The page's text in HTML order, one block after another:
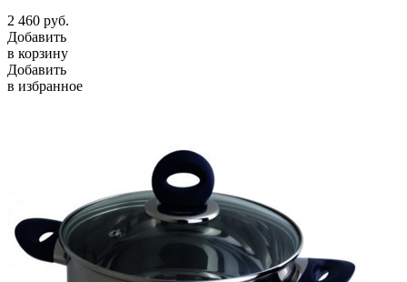
2 460 руб.
Добавить
в корзину
Добавить
в избранное